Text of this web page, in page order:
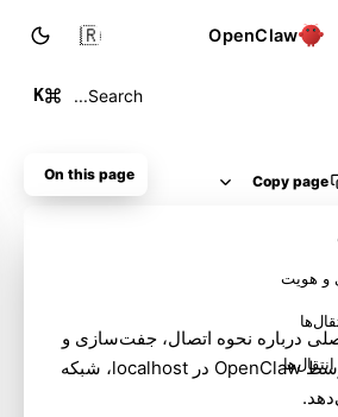
OpenClaw
Search...
K
🇮🇷
Copy page
درباره نحوه اتصال، جفت‌سازی و
ایمن‌سازی دستگاه‌ها توسط OpenClaw در localhost، شبکه
On this page
و هویت